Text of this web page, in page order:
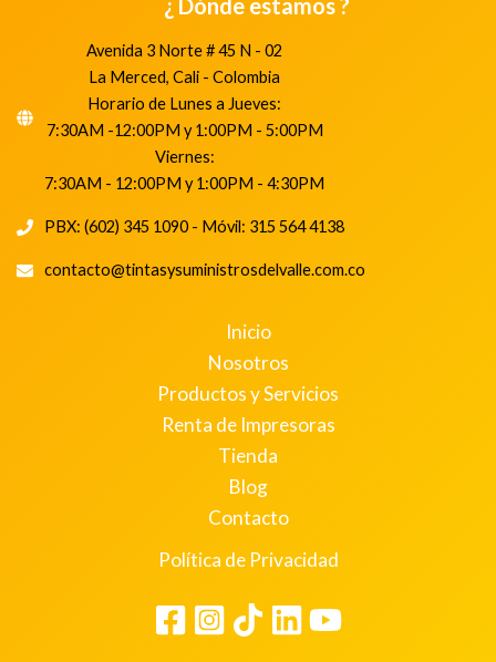
¿ Dónde estamos ?
Avenida 3 Norte # 45 N - 02
La Merced, Cali - Colombia
Horario de Lunes a Jueves:
7:30AM -12:00PM y 1:00PM - 5:00PM
Viernes:
7:30AM - 12:00PM y 1:00PM - 4:30PM
PBX: (602) 345 1090 - Móvil: 315 564 4138
contacto@tintasysuministrosdelvalle.com.co
Inicio
Nosotros
Productos y Servicios
Renta de Impresoras
Tienda
Blog
Contacto
Política de Privacidad